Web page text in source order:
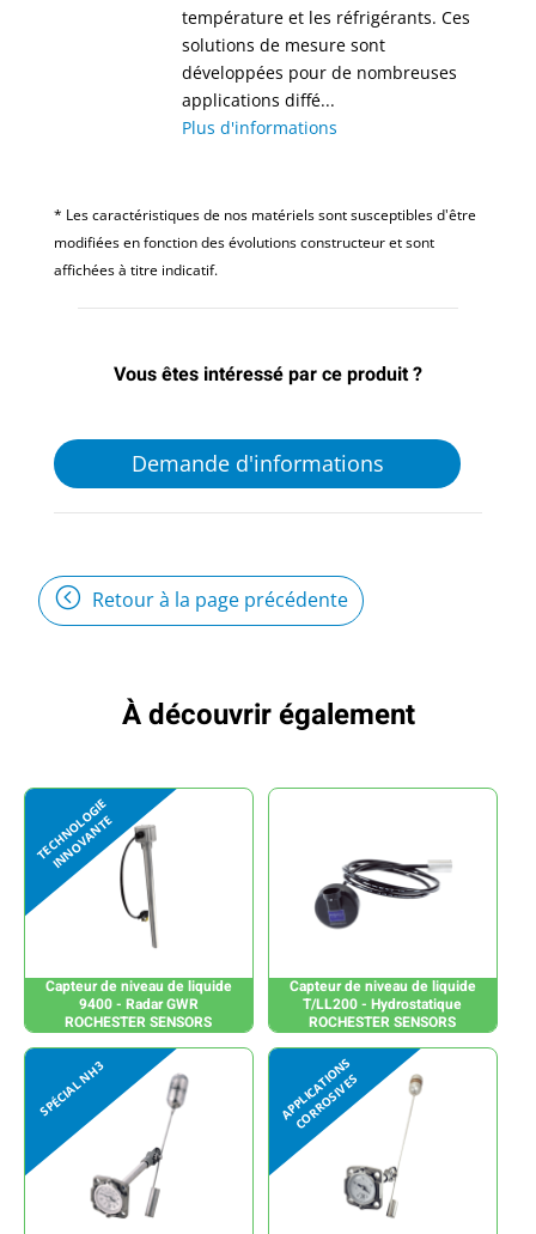
température et les réfrigérants. Ces
solutions de mesure sont
développées pour de nombreuses
applications diffé...
Plus d'informations
* Les caractéristiques de nos matériels sont susceptibles d'être
modifiées en fonction des évolutions constructeur et sont
affichées à titre indicatif.
Vous êtes intéressé par ce produit ?
Demande d'informations
Retour à la page précédente
À découvrir également
Capteur de niveau de liquide
9400 - Radar GWR
ROCHESTER SENSORS
Capteur de niveau de liquide
T/LL200 - Hydrostatique
ROCHESTER SENSORS